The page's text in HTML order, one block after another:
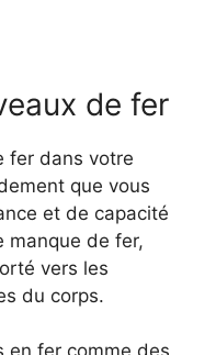
de fer
fer dans votre
que vous
et de capacité
manque de fer,
vers les
du corps.